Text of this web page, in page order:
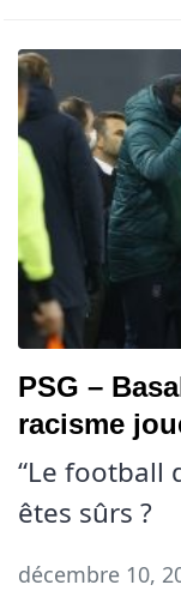
PSG –
racisme
“Le football
êtes sûrs ?
décembre 10,